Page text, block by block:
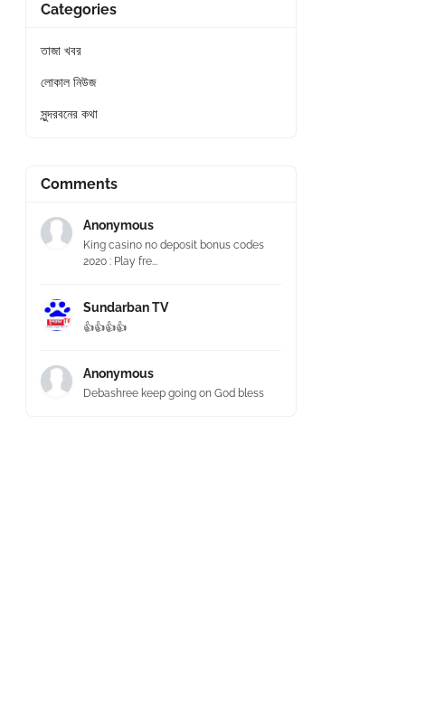
Categories
তাজা খবর
লোকাল নিউজ
সুন্দরবনের কথা
Comments
Anonymous
King casino no deposit bonus codes
2020 : Play fre...
Sundarban TV
👍👍👍👍
Anonymous
Debashree keep going on God bless